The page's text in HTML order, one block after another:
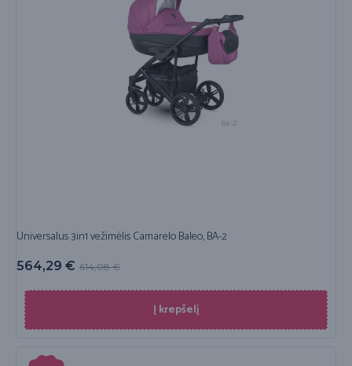
Universalus 3in1 vežimėlis Camarelo Baleo, BA-2
614,08€
564,29 €
Į krepšelį